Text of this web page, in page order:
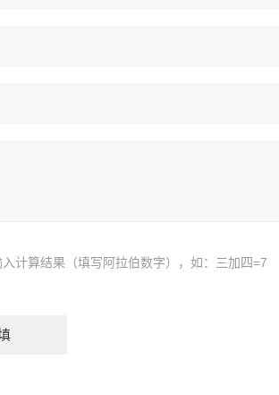
入计算结果（填写阿拉伯数字），如：三加四=7